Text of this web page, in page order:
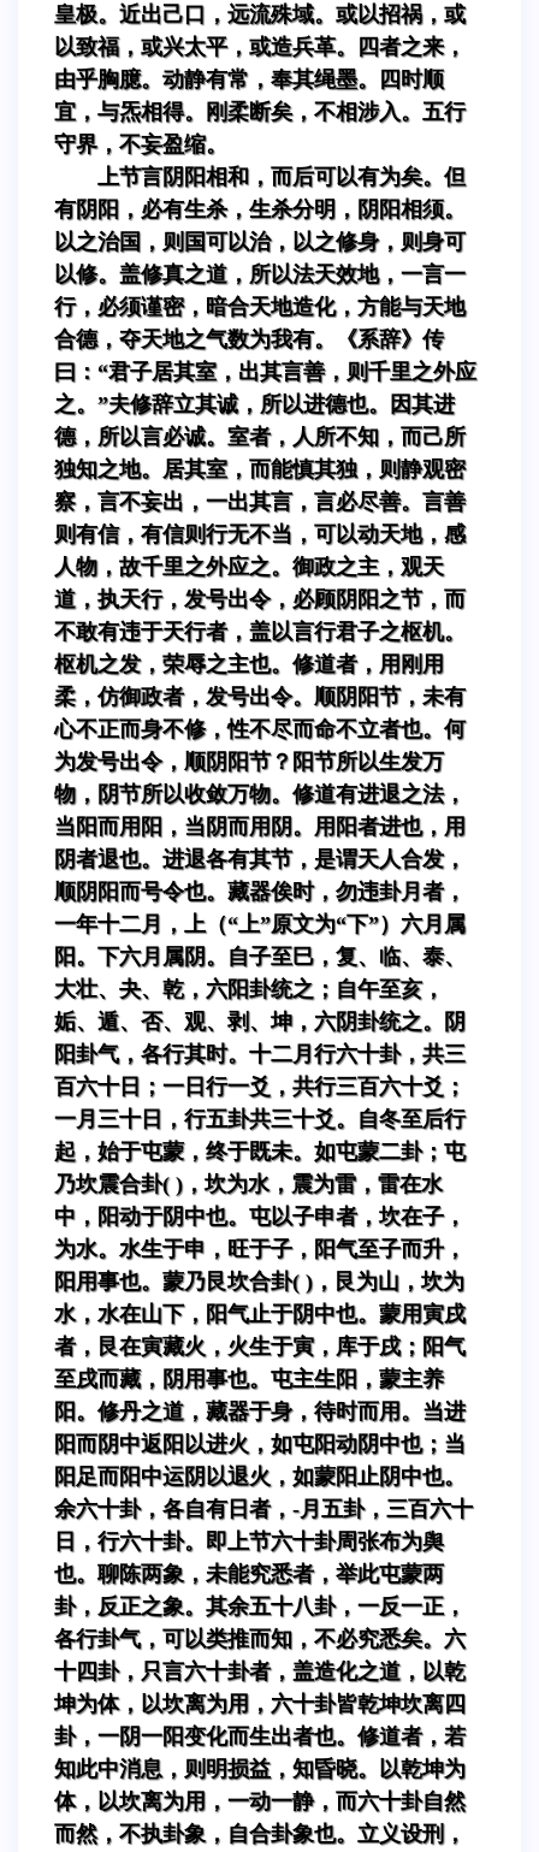
皇极。近出己口，远流殊域。或以招祸，或
以致福，或兴太平，或造兵革。四者之来，
由乎胸臆。动静有常，奉其绳墨。四时顺
宜，与炁相得。刚柔断矣，不相涉入。五行
守界，不妄盈缩。
上节言阴阳相和，而后可以有为矣。但
有阴阳，必有生杀，生杀分明，阴阳相须。
以之治国，则国可以治，以之修身，则身可
以修。盖修真之道，所以法天效地，一言一
行，必须谨密，暗合天地造化，方能与天地
合德，夺天地之气数为我有。《系辞》传
曰：“君子居其室，出其言善，则千里之外应
之。”夫修辞立其诚，所以进德也。因其进
德，所以言必诚。室者，人所不知，而己所
独知之地。居其室，而能慎其独，则静观密
察，言不妄出，一出其言，言必尽善。言善
则有信，有信则行无不当，可以动天地，感
人物，故千里之外应之。御政之主，观天
道，执天行，发号出令，必顾阴阳之节，而
不敢有违于天行者，盖以言行君子之枢机。
枢机之发，荣辱之主也。修道者，用刚用
柔，仿御政者，发号出令。顺阴阳节，未有
心不正而身不修，性不尽而命不立者也。何
为发号出令，顺阴阳节？阳节所以生发万
物，阴节所以收敛万物。修道有进退之法，
当阳而用阳，当阴而用阴。用阳者进也，用
阴者退也。进退各有其节，是谓天人合发，
顺阴阳而号令也。藏器俟时，勿违卦月者，
一年十二月，上（“上”原文为“下”）六月属
阳。下六月属阴。自子至巳，复、临、泰、
大壮、夬、乾，六阳卦统之；自午至亥，
姤、遁、否、观、剥、坤，六阴卦统之。阴
阳卦气，各行其时。十二月行六十卦，共三
百六十日；一日行一爻，共行三百六十爻；
一月三十日，行五卦共三十爻。自冬至后行
起，始于屯蒙，终于既未。如屯蒙二卦；屯
乃坎震合卦( )，坎为水，震为雷，雷在水
中，阳动于阴中也。屯以子申者，坎在子，
为水。水生于申，旺于子，阳气至子而升，
阳用事也。蒙乃艮坎合卦( )，艮为山，坎为
水，水在山下，阳气止于阴中也。蒙用寅戌
者，艮在寅藏火，火生于寅，库于戌；阳气
至戌而藏，阴用事也。屯主生阳，蒙主养
阳。修丹之道，藏器于身，待时而用。当进
阳而阴中返阳以进火，如屯阳动阴中也；当
阳足而阳中运阴以退火，如蒙阳止阴中也。
余六十卦，各自有日者，-月五卦，三百六十
日，行六十卦。即上节六十卦周张布为舆
也。聊陈两象，未能究悉者，举此屯蒙两
卦，反正之象。其余五十八卦，一反一正，
各行卦气，可以类推而知，不必究悉矣。六
十四卦，只言六十卦者，盖造化之道，以乾
坤为体，以坎离为用，六十卦皆乾坤坎离四
卦，一阴一阳变化而生出者也。修道者，若
知此中消息，则明损益，知昏晓。以乾坤为
体，以坎离为用，一动一静，而六十卦自然
而然，不执卦象，自合卦象也。立义设刑，